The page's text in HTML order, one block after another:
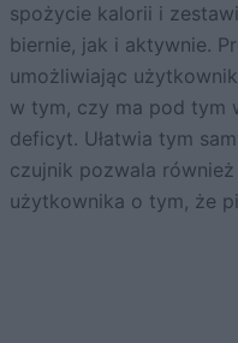
spożycie kalorii i
biernie, jak i aktywnie.
umożliwiając
w tym, czy ma pod tym
deficyt. Ułatwia tym
czujnik pozwala
użytkownika o tym, że